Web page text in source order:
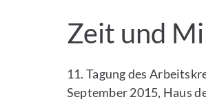
Zeit und
11. Tagung des
September 2015, Haus